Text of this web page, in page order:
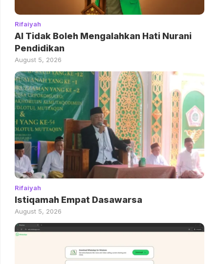
Rifaiyah
AI Tidak Boleh Mengalahkan Hati Nurani
Pendidikan
August 5, 2026
Rifaiyah
Istiqamah Empat Dasawarsa
August 5, 2026